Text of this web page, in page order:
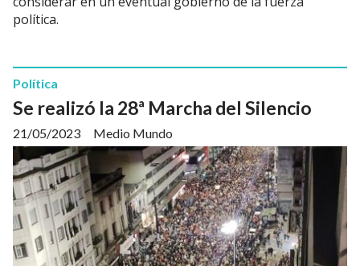
política.
Se realizó la 28ª Marcha del Silencio
Medio Mundo
Política
21/05/2023